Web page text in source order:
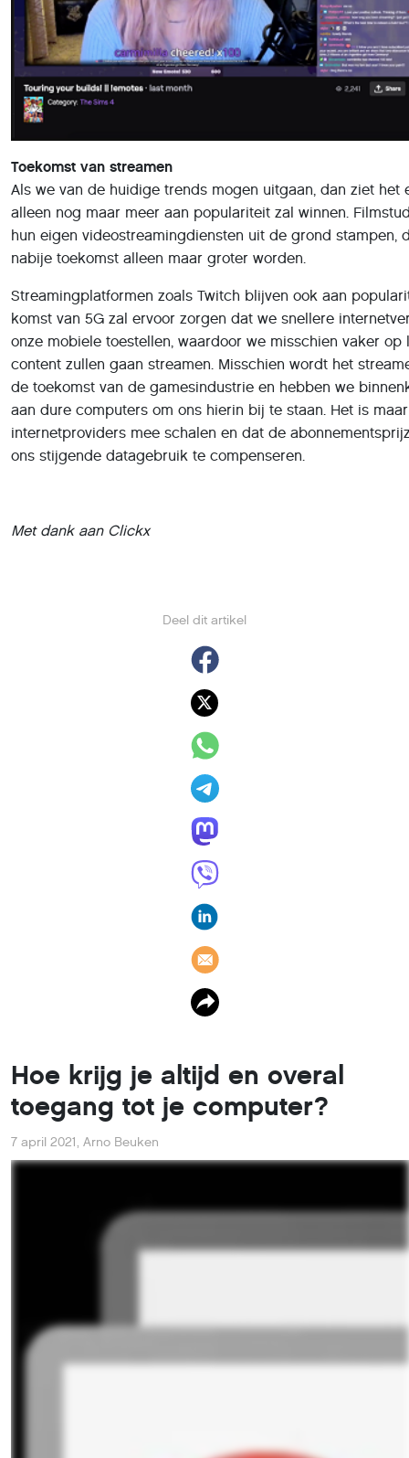
Toekomst van streamen
Als we van de huidige trends mogen uitgaan, dan ziet
alleen nog maar meer aan populariteit zal winnen.
hun eigen videostreamingdiensten uit de grond stampen,
nabije toekomst alleen maar groter worden.
Streamingplatformen zoals Twitch blijven ook aan
komst van 5G zal ervoor zorgen dat we snellere
onze mobiele toestellen, waardoor we misschien vaker
content zullen gaan streamen. Misschien wordt het
de toekomst van de gamesindustrie en hebben we
aan dure computers om ons hierin bij te staan. Het is
internetproviders mee schalen en dat de
ons stijgende datagebruik te compenseren.
Met dank aan Clickx
Hoe krijg je altijd en overal
toegang tot je computer?